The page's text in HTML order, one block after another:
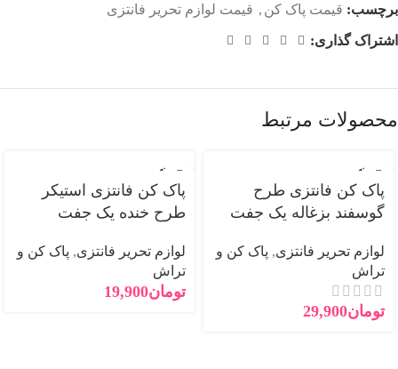
برچسب: قیمت پاک کن , قیمت لوازم تحریر فانتزی
اشتراک گذاری:
محصولات مرتبط
فروخته
پاک کن فانتزی طرح
گوسفند بزغاله یک جفت
لوازم تحریر فانتزی, پاک کن و
تراش
تومان29,900
فروخته
پاک کن فانتزی استیکر
طرح خنده یک جفت
لوازم تحریر فانتزی, پاک کن و
تراش
تومان19,900